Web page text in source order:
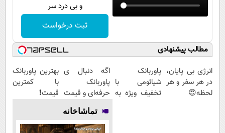
و بی درد سر
ثبت درخواست
مطالب پیشنهادی
انرژی بی پایان،
در هر سفر و هر
لحظه😍
پاوربانک
شیائومی با
تخفیف ویژه به
اگه دنبال ی
پاوربانک
حرفه‌ای و قیمت
مناسبی تخفیف
رو از دست نده
👌🏻
بهترین پاوربانک
با کمترین
قیمت❗
تماشاخانه